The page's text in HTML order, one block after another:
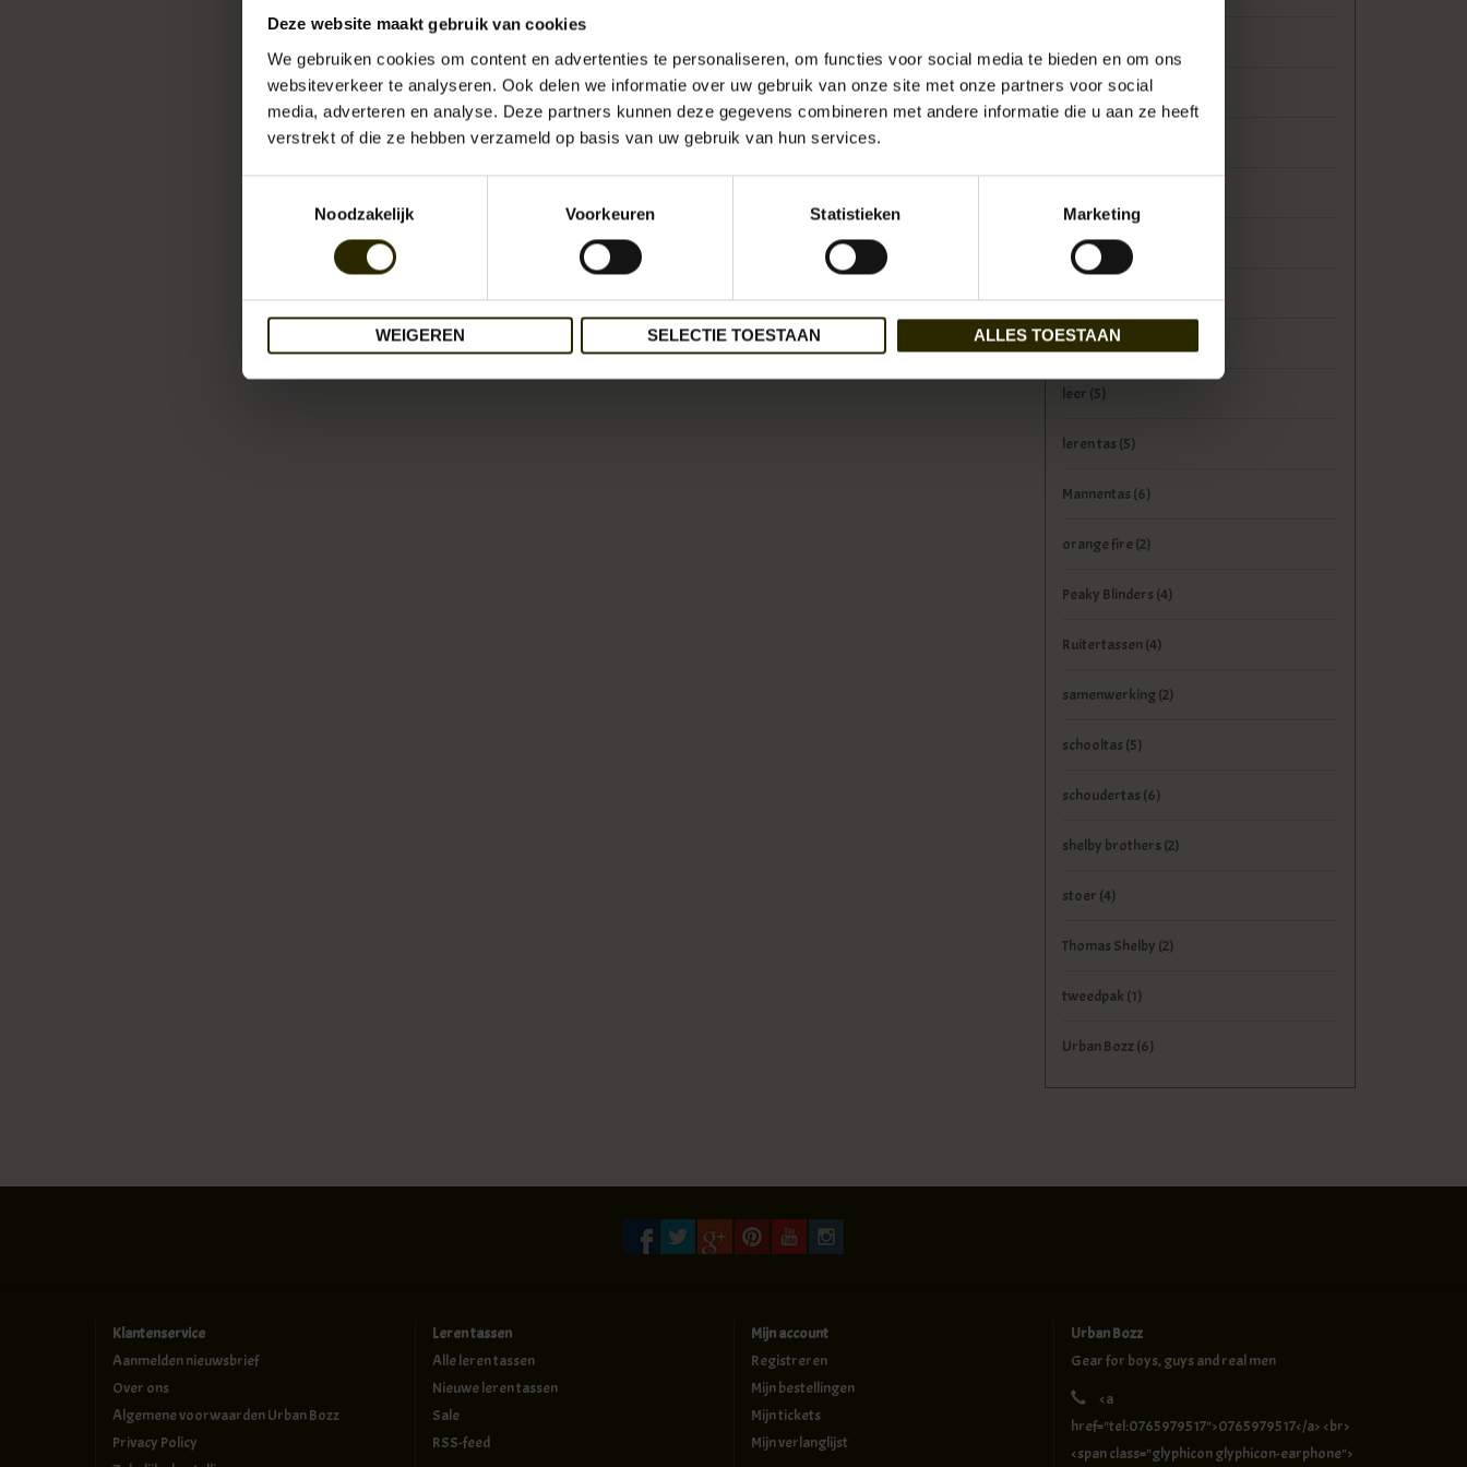
Deze website maakt gebruik van cookies
We gebruiken cookies om content en advertenties te personaliseren, om functies voor social media te bieden en om ons
websiteverkeer te analyseren. Ook delen we informatie over uw gebruik van onze site met onze partners voor social
media, adverteren en analyse. Deze partners kunnen deze gegevens combineren met andere informatie die u aan ze heeft
verstrekt of die ze hebben verzameld op basis van uw gebruik van hun services.
Noodzakelijk
Voorkeuren Statistieken Marketing
WEIGEREN SELECTIE TOESTAAN ALLES TOESTAAN
cadeau(3)
herentas(6)
leder(5)
leer (5)
leren tas (5)
Mannentas (6)
orange fire (2)
Peaky Blinders (4)
Ruitertassen (4)
samenwerking(2)
schooltas (5)
schoudertas (6)
shelby brothers (2)
stoer (4)
Thomas Shelby (2)
tweedpak (1)
Urban Bozz (6)
Klantenservice
Aanmelden nieuwsbrief
Over ons
Algemene voorwaarden Urban Bozz
Privacy Policy
Leren tassen
Alle leren tassen
Nieuwe leren tassen
Sale
RSS-feed
Mijn account
Registreren
Mijn bestellingen
Mijn tickets
Mijn verlanglijst
Urban Bozz
Gear for boys, guys and real men
<a
href="tel:0765979517">0765979517</a> <br>
<span class="glyphicon glyphicon-earphone">